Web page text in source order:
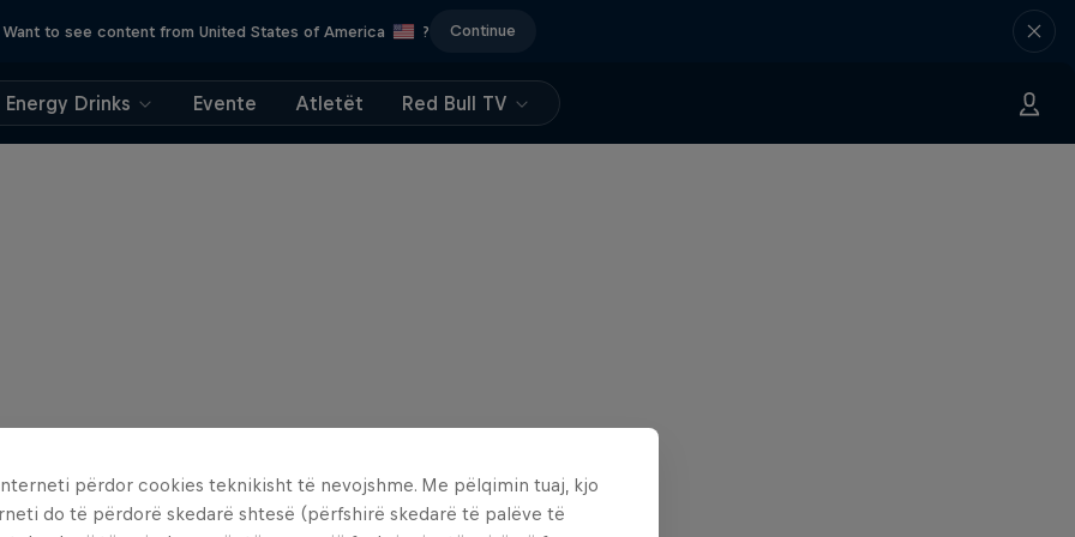
Want to see content from United States of America ? Continue
Energy Drinks Evente Atletët Red Bull TV
përdor cookies teknikisht të nevojshme. Me pëlqimin tuaj, kjo
do të përdorë skedarë shtesë (përfshirë skedarë të palëve të